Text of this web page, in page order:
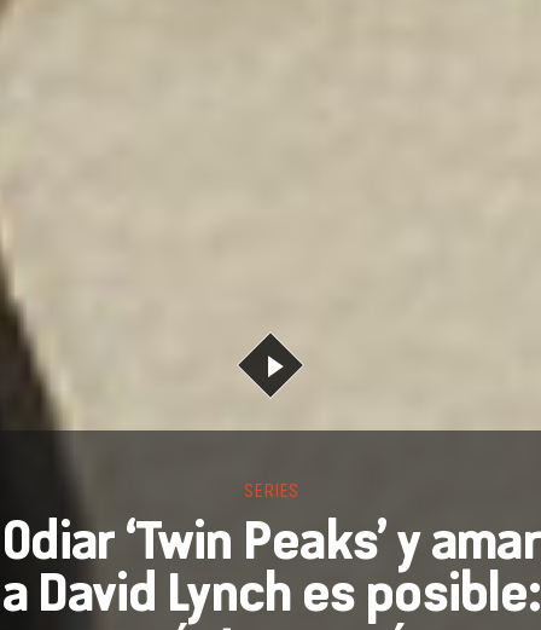
SERIES
Odiar ‘Twin Peaks’ y amar
a David Lynch es posible: